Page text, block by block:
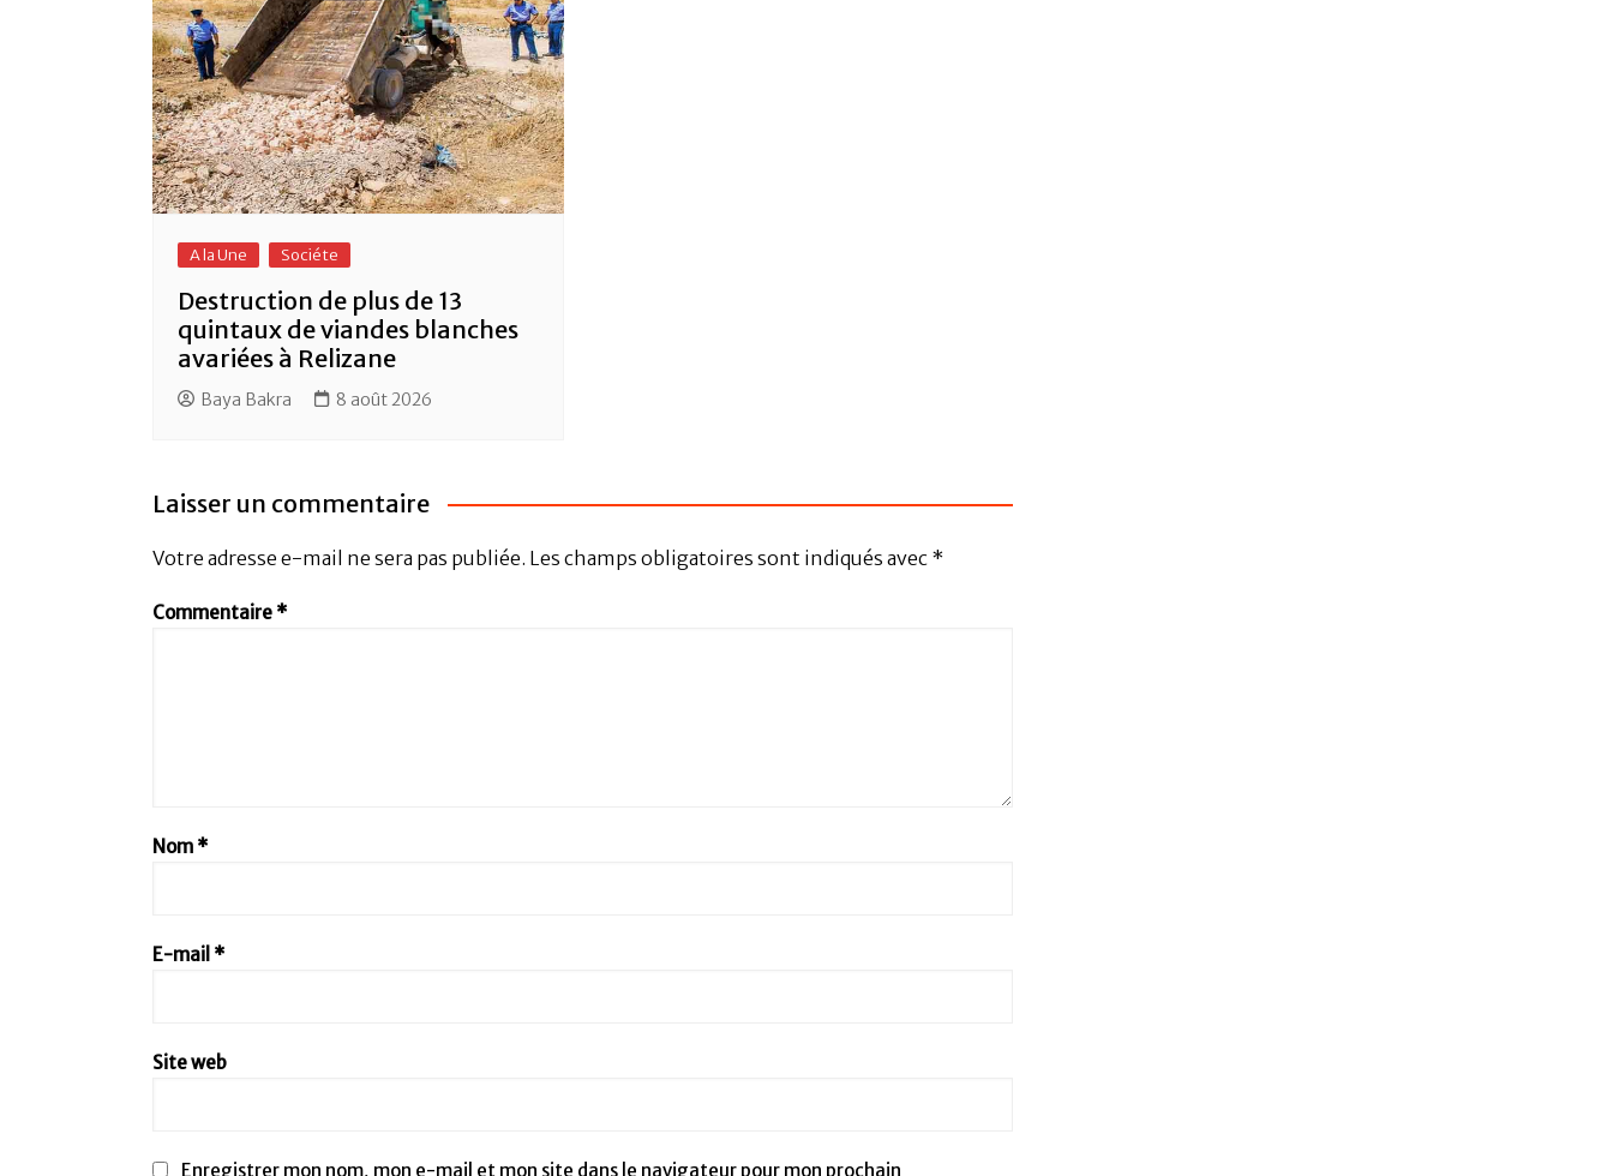
A la Une Sociéte
Destruction de plus de 13
quintaux de viandes blanches
avariées à Relizane
Baya Bakra 8 août 2026
Laisser un commentaire
Votre adresse e-mail ne sera pas publiée. Les champs obligatoires sont indiqués avec *
Commentaire *
Nom *
E-mail *
Site web
Enregistrer mon nom, mon e-mail et mon site dans le navigateur pour mon prochain